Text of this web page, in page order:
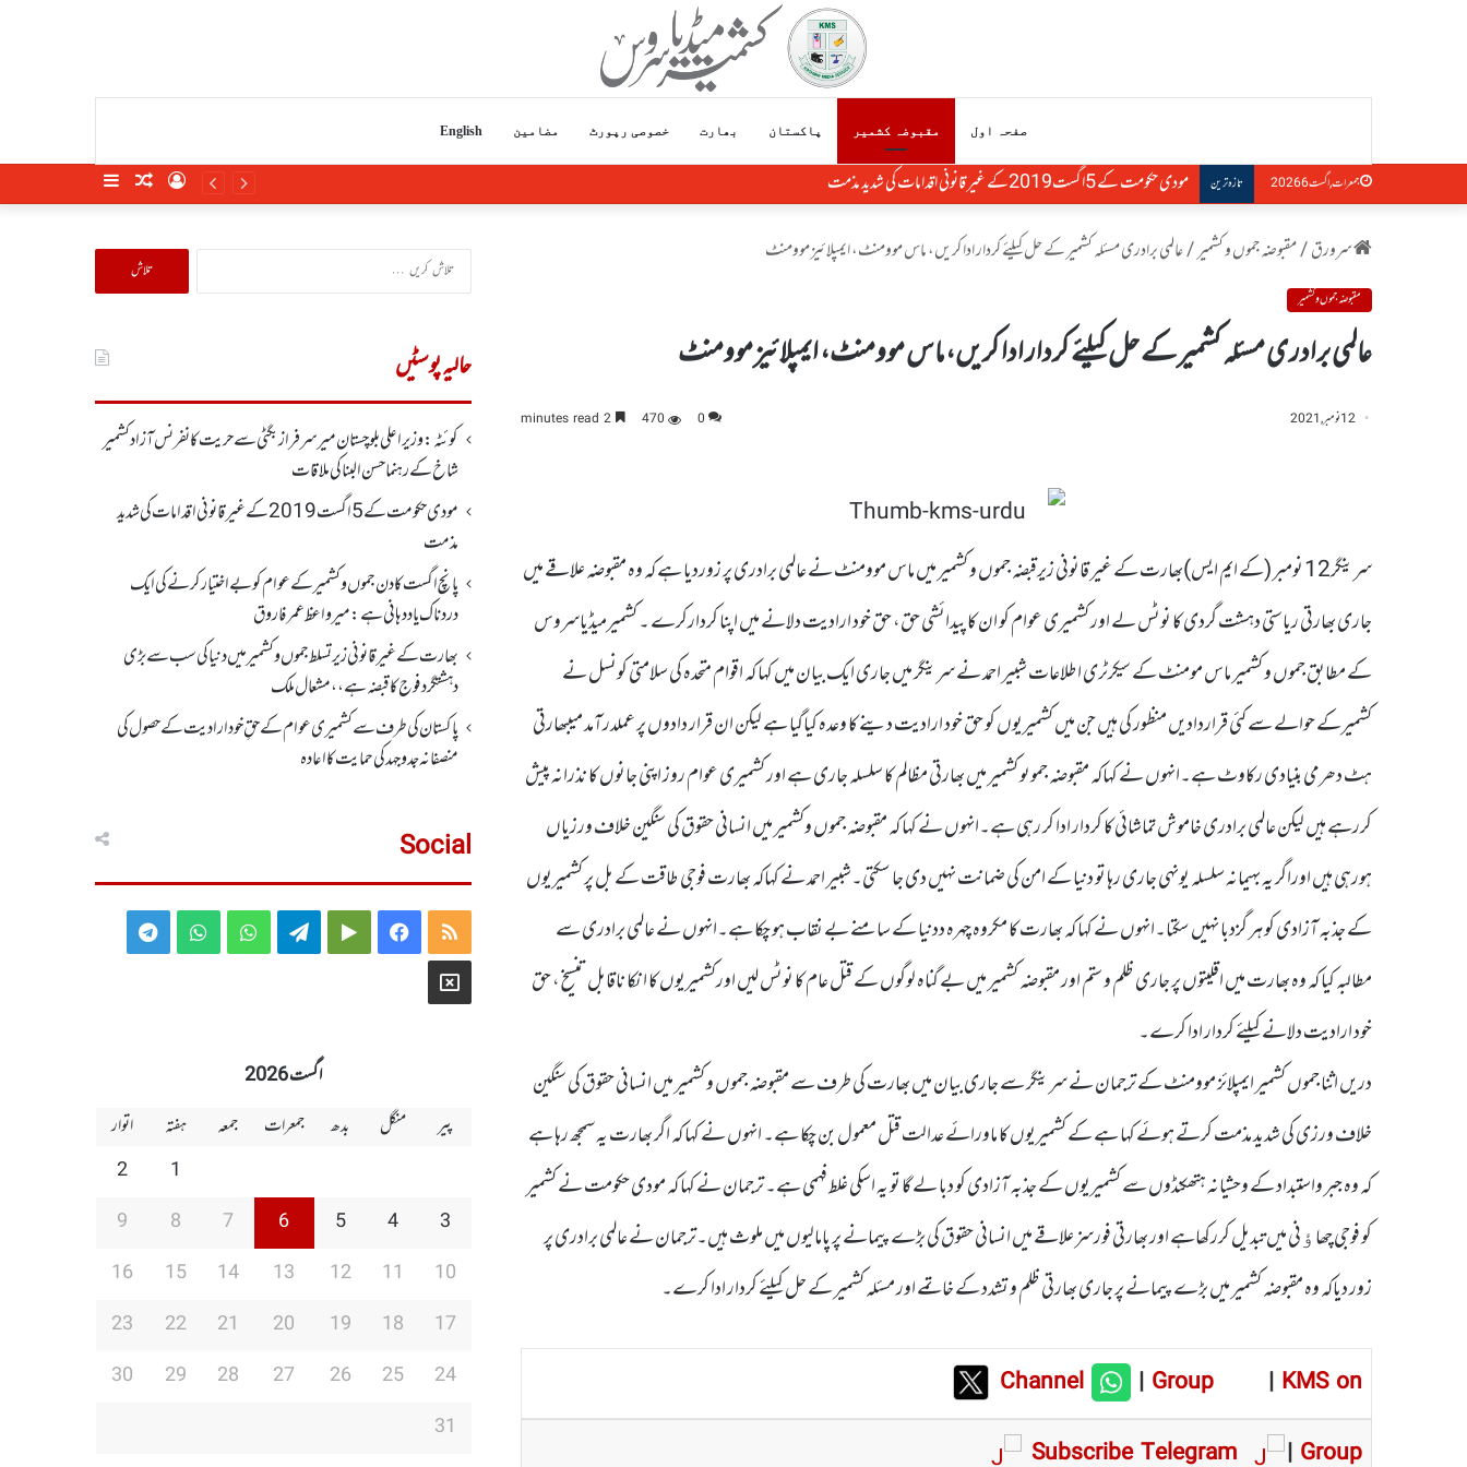
صفحہ اول مقبوضہ کشمیر پاکستان بھارت خصوصی رپورٹ مضامین English
جمعرات, اگست 6 2026 تازہ ترین مودی حکومت کے 5اگست2019کے غیر قانونی اقدامات کی شدید مذمت SidebarRandomLog
سرورق/مقبوضہ جموں و کشمیر/عالمی برادری مسئلہ کشمیر کے حل کیلئے کردار ادا کریں، ماس موومنٹ، ایمپلائیز موومنٹ
مقبوضہ جموں و کشمیر
عالمی برادری مسئلہ کشمیر کے حل کیلئے کردار ادا کریں، ماس موومنٹ، ایمپلائیز موومنٹ
12 نومبر, 2021 0
470
سرینگر12 نومبر (کے ایم ایس)بھارت کے غیر قانونی زیرقبضہ جموں و کشمیر میں ماس موومنٹ نے عالمی برادری پر زوردیا ہے کہ وہ مقبوضہ علاقے میں
جاری بھارتی ریاستی دہشت گردی کا نوٹس لے اور کشمیری عوام کو ان کا پیدائشی حق، حق خود ارادیت دلانے میں اپنا کردارکرے ۔ کشمیرمیڈیاسروس
کے مطابق جموں و کشمیر ماس مومنٹ کے سیکرٹری اطلاعات شبیر احمد نے سرینگر میں جاری ایک بیان میں کہا کہ اقوام متحدہ کی سلامتی کونسل نے
کشمیرکے حوالے سے کئی قراردادیں منظور کی ہیں جن میں کشمیریوں کو حق خود ارادیت دینے کا وعدہ کیاگیا ہے لیکن ان قرار دادوں پر عملدرآمد میںبھارتی
ہٹ دھرمی بنیادی رکاوٹ ہے۔انہوں نے کہاکہ مقبوضہ جموںو کشمیر میں بھارتی مظالم کا سلسلہ جاری ہے اور کشمیری عوام روز اپنی جانوں کا نذرانہ پیش
کررہے ہیں لیکن عالمی برادری خاموش تماشائی کا کردار ادا کر رہی ہے۔انہوں نے کہا کہ مقبوضہ جموں وکشمیر میں انسانی حقوق کی سنگین خلاف ورزیاں
ہورہی ہیں اوراگر یہ بہیمانہ سلسلہ یونہی جاری رہا تو دنیا کے امن کی ضمانت نہیں دی جا سکتی۔شبیر احمد نے کہاکہ بھارت فوجی طاقت کے بل پر کشمیریوں
کے جذبہ آزادی کو ہر گزدبا نہیں سکتا۔انہوں نے کہا کہ بھارت کا مکروہ چہرہ ددنیا کے سامنے بے نقاب ہو چکا ہے۔انہوں نے عالمی برادری سے
مطالبہ کیا کہ وہ بھارت میں اقلیتوں پر جاری ظلم و ستم اور مقبوضہ کشمیر میں بے گناہ لوگوں کے قتل عام کا نوٹس لیں اورکشمیریوں کا انکا ناقابل تنسیخ ، حق
خود ارادیت دلانے کیلئے کردار ادا کرے۔
دریں اثنا جموں کشمیر ایمپلائز موومنٹ کے ترجمان نے سرینگر سے جاری بیان میں بھارت کی طرف سے مقبوضہ جموں و کشمیر میں انسانی حقوق کی سنگین
خلاف ورزی کی شدید مذمت کرتے ہوئے کہا ہے کے کشمیریوں کا ماورائے عدالت قتل معمول بن چکا ہے۔ انہوں نے کہا کہ اگر بھارت یہ سمجھ رہا ہے
کہ وہ جبر واستبداد کے وحشیانہ ہتھکنڈوں سے کشمیریوں کے جذبہ آزادی کو دبا لے گا تو یہ اسکی غلط فہمی ہے۔ ترجمان نے کہا کہ مودی حکومت نے کشمیر
کو فوجی چھاﺅنی میں تبدیل کررکھاہے اور بھارتی فورسز علاقے میں انسانی حقوق کی بڑے پیمانے پر پامالیوں میں ملوث ہیں۔ترجمان نے عالمی برادری پر
زور دیاکہ وہ مقبوضہ کشمیر میں بڑے پیمانے پر جاری بھارتی ظلم و تشدد کے خاتمے اور مسئلہ کشمیر کے حل کیلئے کردار ادا کرے۔
Channel |Group | KMS on
Subscribe Telegram
| Group
تلاش
کریں
حالیہ پوسٹیں
کوئٹہ : وزیر اعلی بلوچستان میر سرفراز بگٹی سے حریت کانفرنس آزاد کشمیر
شاخ کے رہنما حسن البنا کی ملاقات
مودی حکومت کے 5اگست2019کے غیر قانونی اقدامات کی شدید
مذمت
پانچ اگست کادن جموں و کشمیر کے عوام کو بے اختیار کرنے کی ایک
دردناک یاد دہانی ہے: میرواعظ عمر فاروق
بھارت کے غیر قانونی زیر تسلط جموں و کشمیر میں دنیا کی سب سے بڑی
دہشتگرد فوج کا قبضہ ہے،، مشعال ملک
پاکستان کی طرف سے کشمیری عوام کے حقِ خودارادیت کے حصول کی
منصفانہ جدوجہد کی حمایت کا اعادہ
Social
RSS
Facebook
Google
Telegram
WhatsApp
WhatsApp
Telegram
X
اگست 2026
پیر
منگل بدھ جمعرات جمعہ ہفتہ
اتوار
1
2
3
4
5
6
7
8
9
10
11
12
13
14
15
16
17
18
19
20
21
22
23
24
25
26
27
28
29
30
31